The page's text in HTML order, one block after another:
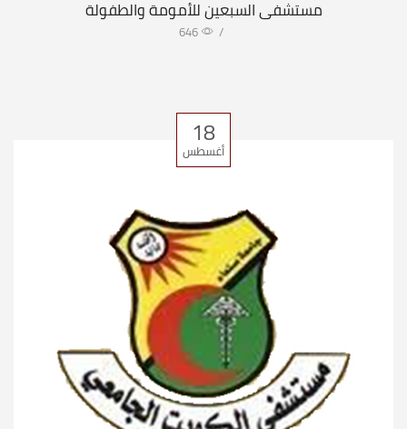
مستشفى السبعين للأمومة والطفولة
/
646
18
أغسطس